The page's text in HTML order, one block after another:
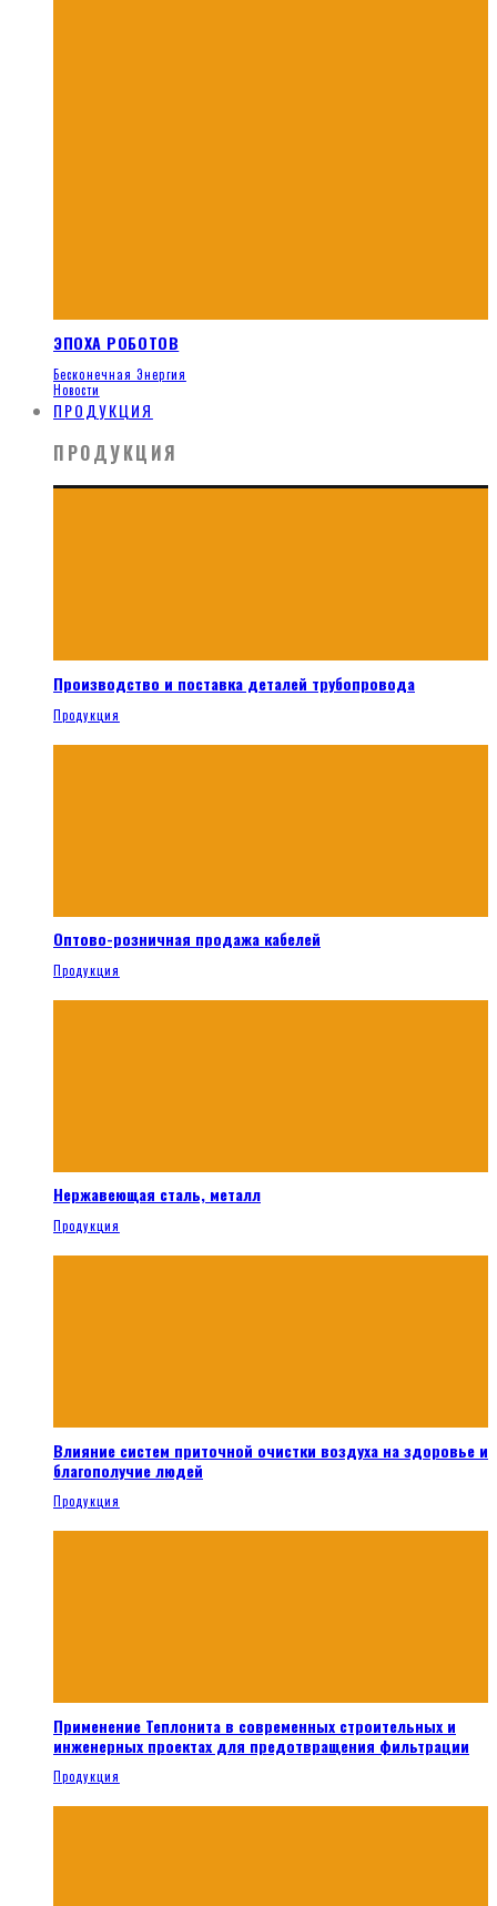
ЭПОХА РОБОТОВ
Бесконечная Энергия
Новости
ПРОДУКЦИЯ
ПРОДУКЦИЯ
Производство и поставка деталей трубопровода
Продукция
Оптово-розничная продажа кабелей
Продукция
Нержавеющая сталь, металл
Продукция
Влияние систем приточной очистки воздуха на здоровье и
благополучие людей
Продукция
Применение Теплонита в современных строительных и
инженерных проектах для предотвращения фильтрации
Продукция